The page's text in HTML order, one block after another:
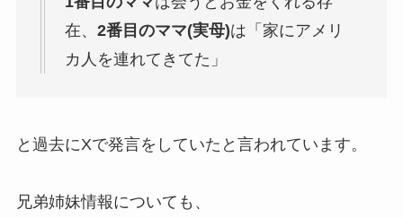
在、 2番目のママ(実母)は「家にアメリ
カ人を連れてきてた」
と過去にXで発言をしていたと言われています。
兄弟姉妹情報についても、